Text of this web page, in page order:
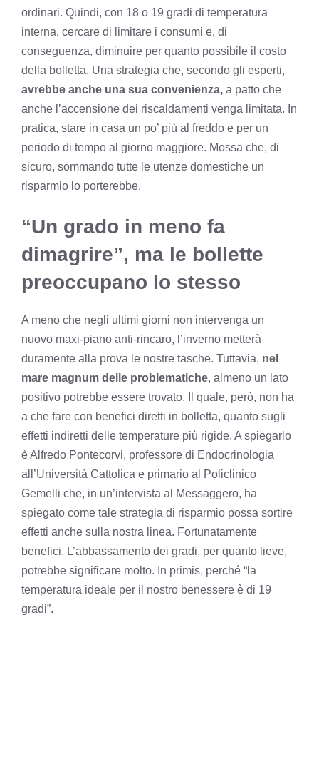
ordinari. Quindi, con 18 o 19 gradi di temperatura
interna, cercare di limitare i consumi e, di
conseguenza, diminuire per quanto possibile il costo
della bolletta. Una strategia che, secondo gli esperti,
avrebbe anche una sua convenienza, a patto che
anche l’accensione dei riscaldamenti venga limitata. In
pratica, stare in casa un po’ più al freddo e per un
periodo di tempo al giorno maggiore. Mossa che, di
sicuro, sommando tutte le utenze domestiche un
risparmio lo porterebbe.
“Un grado in meno fa
dimagrire”, ma le bollette
preoccupano lo stesso
A meno che negli ultimi giorni non intervenga un
nuovo maxi-piano anti-rincaro, l’inverno metterà
duramente alla prova le nostre tasche. Tuttavia, nel
mare magnum delle problematiche, almeno un lato
positivo potrebbe essere trovato. Il quale, però, non ha
a che fare con benefici diretti in bolletta, quanto sugli
effetti indiretti delle temperature più rigide. A spiegarlo
è Alfredo Pontecorvi, professore di Endocrinologia
all’Università Cattolica e primario al Policlinico
Gemelli che, in un’intervista al Messaggero, ha
spiegato come tale strategia di risparmio possa sortire
effetti anche sulla nostra linea. Fortunatamente
benefici. L’abbassamento dei gradi, per quanto lieve,
potrebbe significare molto. In primis, perché “la
temperatura ideale per il nostro benessere è di 19
gradi”.